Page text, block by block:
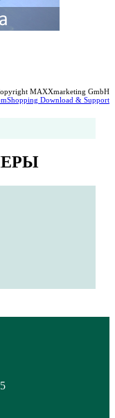
MAXXmarketing GmbH
Download & Support